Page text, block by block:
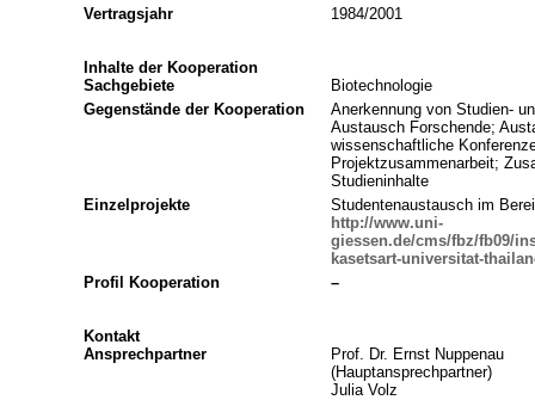
Vertragsjahr
1984/2001
Inhalte der Kooperation
Sachgebiete
Biotechnologie
Gegenstände der Kooperation
Anerkennung von Studien-
Austausch Forschende;
wissenschaftliche
Projektzusammenarbeit;
Studieninhalte
Einzelprojekte
Studentenaustausch im
http://www.uni-
giessen.de/cms/fbz/fb09/
kasetsart-universitat-
Profil Kooperation
–
Kontakt
Ansprechpartner
Prof. Dr. Ernst Nuppenau
(Hauptansprechpartner)
Julia Volz